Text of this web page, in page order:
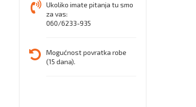
Ukoliko imate pitanja tu smo
za vas:
060/6233-935
Mogućnost povratka robe
(15 dana).